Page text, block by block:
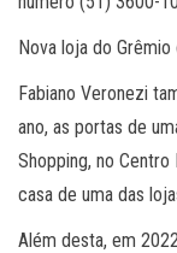
Nova loja do
Fabiano Veronezi
ano, as portas de
Shopping, no
casa de uma das
Além desta, em